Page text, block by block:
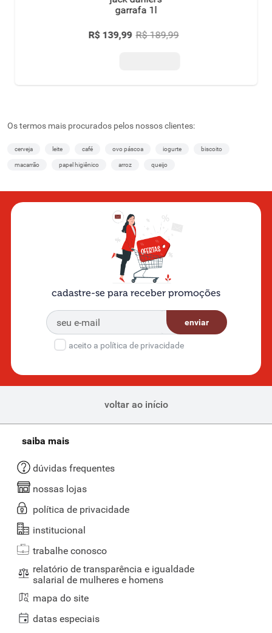
garrafa 1l
R$ 139,99 R$ 189,99
Os termos mais procurados pelos nossos clientes:
cerveja leite café ovo páscoa iogurte biscoito
macarrão papel higiênico arroz queijo
cadastre-se para receber promoções
enviar
aceito a política de privacidade
voltar ao início
saiba mais
dúvidas frequentes
nossas lojas
política de privacidade
institucional
trabalhe conosco
relatório de transparência e igualdade
salarial de mulheres e homens
mapa do site
datas especiais